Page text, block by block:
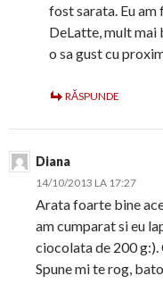
fost sarata. Eu
DeLatte, mult mai
o sa gust cu
RĂSPUNDE
Diana
14/10/2013 LA 17:27
Arata foarte bine
am cumparat si eu
ciocolata de 200 g:).
Spune mi te rog,